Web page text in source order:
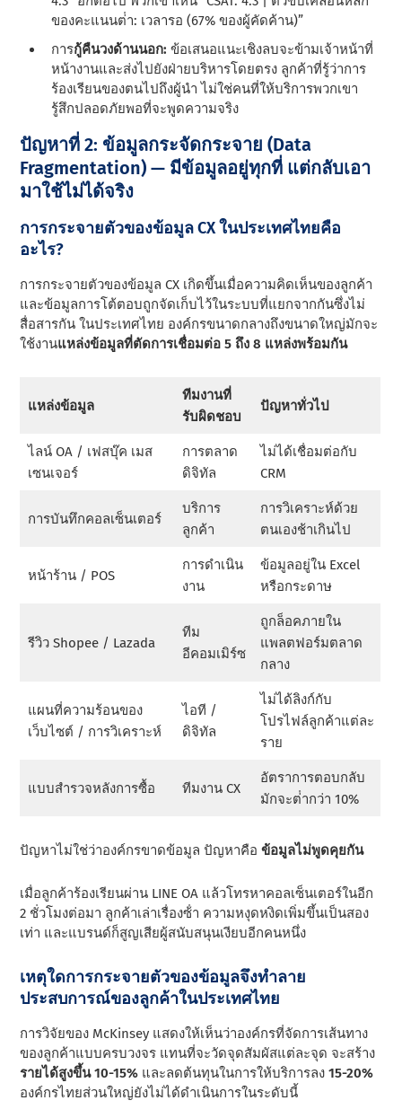
ของคะแนนต่ํา: เวลารอ (67% ของผู้คัดค้าน)”
การกู้คืนวงด้านนอก: ข้อเสนอแนะเชิงลบจะข้ามเจ้าหน้าที่
หน้างานและส่งไปยังฝ่ายบริหารโดยตรง ลูกค้าที่รู้ว่าการ
ร้องเรียนของตนไปถึงผู้นํา ไม่ใช่คนที่ให้บริการพวกเขา
รู้สึกปลอดภัยพอที่จะพูดความจริง
ปัญหาที่ 2: ข้อมูลกระจัดกระจาย (Data
Fragmentation) — มีข้อมูลอยู่ทุกที่ แต่กลับเอา
มาใช้ไม่ได้จริง
การกระจายตัวของข้อมูล CX ในประเทศไทยคือ
อะไร?
การกระจายตัวของข้อมูล CX เกิดขึ้นเมื่อความคิดเห็นของลูกค้า
และข้อมูลการโต้ตอบถูกจัดเก็บไว้ในระบบที่แยกจากกันซึ่งไม่
สื่อสารกัน ในประเทศไทย องค์กรขนาดกลางถึงขนาดใหญ่มักจะ
ใช้งานแหล่งข้อมูลที่ตัดการเชื่อมต่อ 5 ถึง 8 แหล่งพร้อมกัน
แหล่งข้อมูล
ทีมงานที่
รับผิดชอบ
ปัญหาทั่วไป
ไลน์ OA / เฟสบุ๊ค เมส
เซนเจอร์
การตลาด
ดิจิทัล
ไม่ได้เชื่อมต่อกับ
CRM
การบันทึกคอลเซ็นเตอร์
บริการ
ลูกค้า
การวิเคราะห์ด้วย
ตนเองช้าเกินไป
หน้าร้าน / POS
การดําเนิน
งาน
ข้อมูลอยู่ใน Excel
หรือกระดาษ
รีวิว Shopee / Lazada
ทีม
อีคอมเมิร์ซ
ถูกล็อคภายใน
แพลตฟอร์มตลาด
กลาง
แผนที่ความร้อนของ
เว็บไซต์ / การวิเคราะห์
ไอที /
ดิจิทัล
ไม่ได้ลิงก์กับ
โปรไฟล์ลูกค้าแต่ละ
ราย
แบบสํารวจหลังการซื้อ ทีมงาน CX
อัตราการตอบกลับ
มักจะต่ํากว่า 10%
ปัญหาไม่ใช่ว่าองค์กรขาดข้อมูล ปัญหาคือข้อมูลไม่พูดคุยกัน
เมื่อลูกค้าร้องเรียนผ่าน LINE OA แล้วโทรหาคอลเซ็นเตอร์ในอีก
2 ชั่วโมงต่อมา ลูกค้าเล่าเรื่องซ้ํา ความหงุดหงิดเพิ่มขึ้นเป็นสอง
เท่า และแบรนด์ก็สูญเสียผู้สนับสนุนเงียบอีกคนหนึ่ง
เหตุใดการกระจายตัวของข้อมูลจึงทําลาย
ประสบการณ์ของลูกค้าในประเทศไทย
การวิจัยของ McKinsey แสดงให้เห็นว่าองค์กรที่จัดการเส้นทาง
ของลูกค้าแบบครบวงจร แทนที่จะวัดจุดสัมผัสแต่ละจุด จะสร้าง
รายได้สูงขึ้น 10-15% และลดต้นทุนในการให้บริการลง15-20%
องค์กรไทยส่วนใหญ่ยังไม่ได้ดําเนินการในระดับนี้